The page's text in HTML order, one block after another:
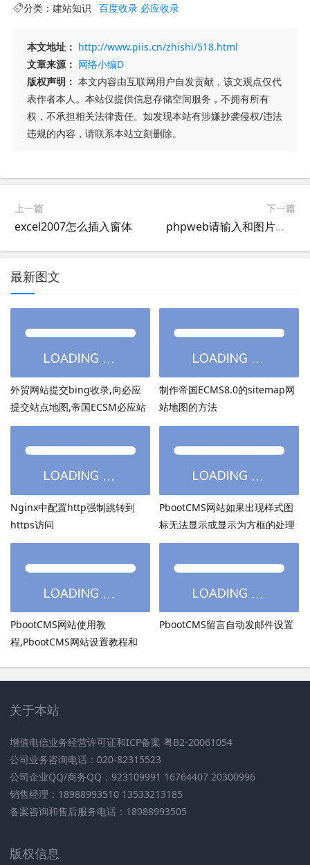
分类： 建站知识 百度收录 必应收录
本文地址： http://www.piis.cn/zhishi/518.html
文章来源： 网络小编D
版权声明： 本文内容由互联网用户自发贡献，该文观点仅代
表作者本人。本站仅提供信息存储空间服务，不拥有所有
权，不承担相关法律责任。如发现本站有涉嫌抄袭侵权/违法
违规的内容，请联系本站立刻删除。
上一篇
excel2007怎么插入窗体
下一篇
phpweb请输入和图片上显示一致的验证码的提示的解决方法
最新图文
外贸网站提交bing收录,向必应
提交站点地图,帝国ECSM必应站
点图sitemap提交
制作帝国ECMS8.0的sitemap网
站地图的方法
Nginx中配置http强制跳转到
https访问
PbootCMS网站如果出现样式图
标无法显示或显示为方框的处理
方法
PbootCMS网站使用教
程,PbootCMS网站设置教程和
PbootCMS留言自动发邮件设置
关于本站
增值电信业务经营许可证和ICP备案 粤B2-20061054
公司业务咨询电话：020-82315523
公司企业QQ/商务QQ：923109991 16764407 20300996
销售经理：18988993510 13533213185
备案咨询和售后服务电话：18988993505
版权信息